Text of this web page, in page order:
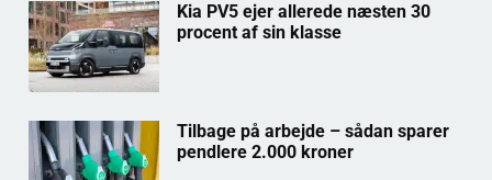
Kia PV5 ejer allerede næsten 30
procent af sin klasse
Tilbage på arbejde – sådan sparer
pendlere 2.000 kroner